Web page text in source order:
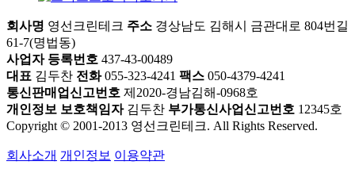
회사명 영선크린테크 주소 경상남도 김해시 금관대로 804번길
61-7(명법동)
사업자 등록번호 437-43-00489
대표 김두찬 전화055-323-4241 팩스 050-4379-4241
통신판매업신고번호 제2020-경남김해-0968호
개인정보 보호책임자김두찬 부가통신사업신고번호 12345호
Copyright © 2001-2013 영선크린테크. All Rights Reserved.
회사소개 개인정보 이용약관